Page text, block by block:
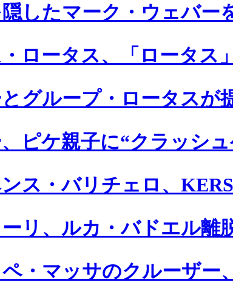
したマーク・ウェバー
ロータス、「ロータス
グループ・ロータスが
ピケ親子に“クラッシ
ス・バリチェロ、
リ、ルカ・バドエル離
・マッサのクルーザー